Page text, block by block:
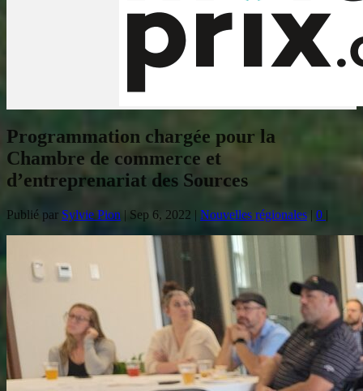
Programmation chargée pour la
Chambre de commerce et
d’entreprenariat des Sources
Publié par Sylvie Pion | Sep 6, 2022 | Nouvelles régionales | 0 |